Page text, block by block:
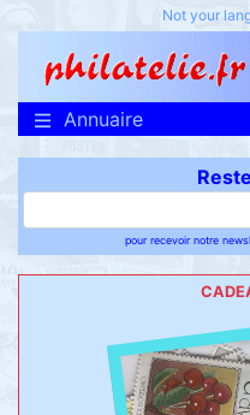
Not your
Annuaire
pour recevoir notre